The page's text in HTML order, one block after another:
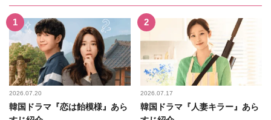
2026.07.20
韓国ドラマ『恋は飴模様』あら
2026.07.17
韓国ドラマ『人妻キラー』あら